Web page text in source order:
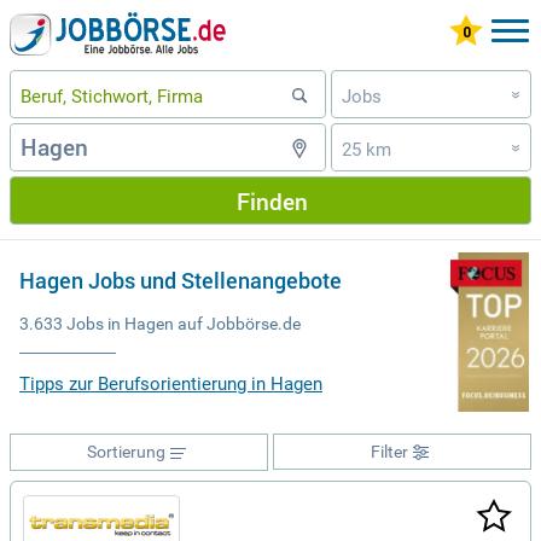
Jobs »
25 km »
Finden
Hagen Jobs und Stellenangebote
3.633 Jobs in Hagen auf Jobbörse.de
Tipps zur Berufsorientierung in Hagen
Filter
Sortierung